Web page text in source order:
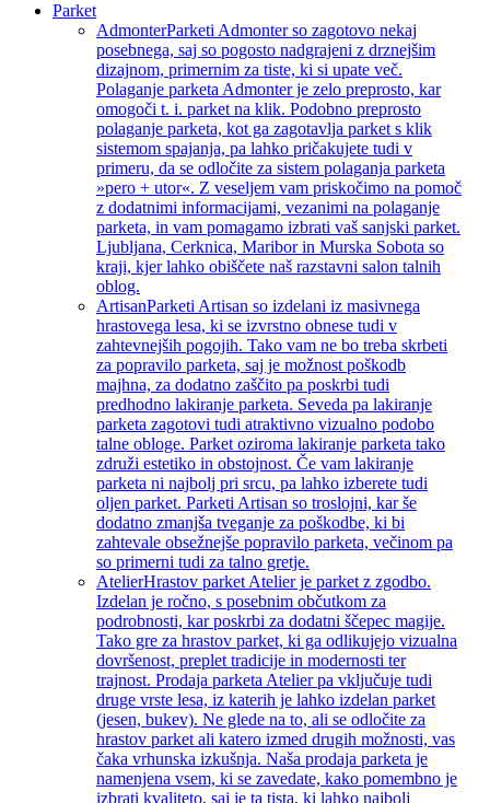
Parket
AdmonterParketi Admonter so zagotovo nekaj
posebnega, saj so pogosto nadgrajeni z drznejšim
dizajnom, primernim za tiste, ki si upate več.
Polaganje parketa Admonter je zelo preprosto, kar
omogoči t. i. parket na klik. Podobno preprosto
polaganje parketa, kot ga zagotavlja parket s klik
sistemom spajanja, pa lahko pričakujete tudi v
primeru, da se odločite za sistem polaganja parketa
»pero + utor«. Z veseljem vam priskočimo na pomoč
z dodatnimi informacijami, vezanimi na polaganje
parketa, in vam pomagamo izbrati vaš sanjski parket.
Ljubljana, Cerknica, Maribor in Murska Sobota so
kraji, kjer lahko obiščete naš razstavni salon talnih
oblog.
ArtisanParketi Artisan so izdelani iz masivnega
hrastovega lesa, ki se izvrstno obnese tudi v
zahtevnejših pogojih. Tako vam ne bo treba skrbeti
za popravilo parketa, saj je možnost poškodb
majhna, za dodatno zaščito pa poskrbi tudi
predhodno lakiranje parketa. Seveda pa lakiranje
parketa zagotovi tudi atraktivno vizualno podobo
talne obloge. Parket oziroma lakiranje parketa tako
združi estetiko in obstojnost. Če vam lakiranje
parketa ni najbolj pri srcu, pa lahko izberete tudi
oljen parket. Parketi Artisan so troslojni, kar še
dodatno zmanjša tveganje za poškodbe, ki bi
zahtevale obsežnejše popravilo parketa, večinom pa
so primerni tudi za talno gretje.
AtelierHrastov parket Atelier je parket z zgodbo.
Izdelan je ročno, s posebnim občutkom za
podrobnosti, kar poskrbi za dodatni ščepec magije.
Tako gre za hrastov parket, ki ga odlikujejo vizualna
dovršenost, preplet tradicije in modernosti ter
trajnost. Prodaja parketa Atelier pa vključuje tudi
druge vrste lesa, iz katerih je lahko izdelan parket
(jesen, bukev). Ne glede na to, ali se odločite za
hrastov parket ali katero izmed drugih možnosti, vas
čaka vrhunska izkušnja. Naša prodaja parketa je
namenjena vsem, ki se zavedate, kako pomembno je
izbrati kvaliteto, saj je ta tista, ki lahko najbolj